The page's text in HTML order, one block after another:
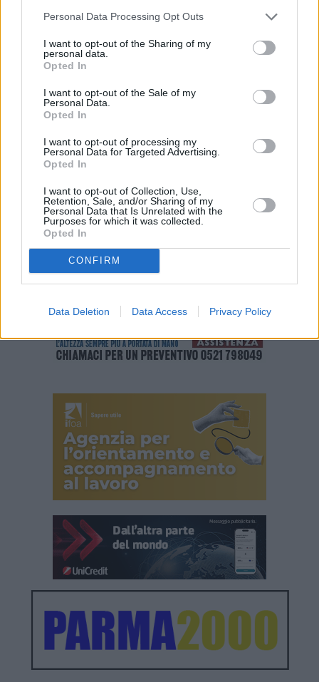
Personal Data Processing Opt Outs
I want to opt-out of the Sharing of my
personal data.
Opted In
I want to opt-out of the Sale of my
Personal Data.
Opted In
I want to opt-out of processing my
Personal Data for Targeted Advertising.
Opted In
I want to opt-out of Collection, Use,
Retention, Sale, and/or Sharing of my
Personal Data that Is Unrelated with the
Purposes for which it was collected.
Opted In
CONFIRM
Data Deletion Data Access Privacy Policy
abbigliamento idoneo (gli spogliatoi sono chiusi). L’ingresso sarà
certificazione medica. Un addetto provvederà a misurare la
temperatura e richiederà un certificato medico o una
organizzare le lezioni private one-to-one o in piccoli gruppi che
consentano di mantenere le distanze. Ai giocatori è richiesto il
mani, rispetto delle distanze, utilizzo).